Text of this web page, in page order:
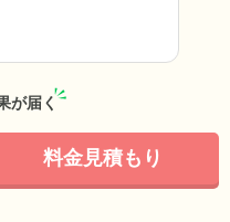
が届く
料金見積もり